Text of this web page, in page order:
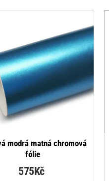
modrá matná chromová
fólie
575Kč